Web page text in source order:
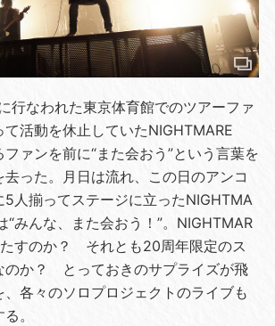
行なわれた東京体育館でのツアーファ
活動を休止していたNIGHTMARE
ァンを前に“また会おう”という言葉を
った。月日は流れ、この日のアンコ
5人揃ってステージに立ったNIGHTMA
“みんな、また会おう！”。NIGHTMAR
すのか？ それとも20周年限定のス
のか？ とっておきのサプライズが飛
各々のソロプロジェクトのライブも
。